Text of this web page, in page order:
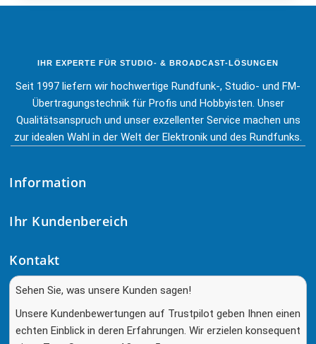
IHR EXPERTE FÜR STUDIO- & BROADCAST-LÖSUNGEN
Seit 1997 liefern wir hochwertige Rundfunk-, Studio- und FM-
Übertragungstechnik für Profis und Hobbyisten. Unser
Qualitätsanspruch und unser exzellenter Service machen uns
zur idealen Wahl in der Welt der Elektronik und des Rundfunks.
Information
Ihr Kundenbereich
Kontakt
Sehen Sie, was unsere Kunden sagen!
Unsere Kundenbewertungen auf Trustpilot geben Ihnen einen
echten Einblick in deren Erfahrungen. Wir erzielen konsequent